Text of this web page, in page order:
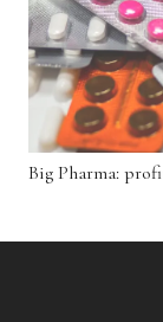
Big Pharma: